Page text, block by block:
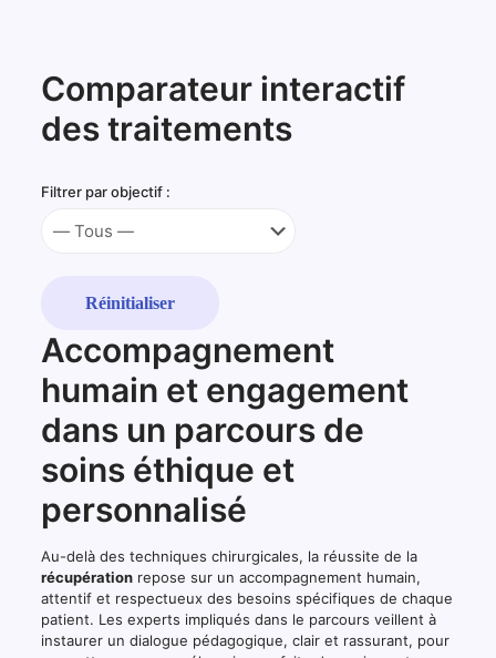
Comparateur interactif
des traitements
comparant
traitements
Motion
Filtrer par objectif :
Réinitialiser
Accompagnement
humain et engagement
dans un parcours de
soins éthique et
personnalisé
Au-delà des techniques chirurgicales, la réussite de la
récupérationrepose sur un accompagnement humain,
attentif et respectueux des besoins spécifiques de chaque
patient. Les experts impliqués dans le parcours veillent à
instaurer un dialogue pédagogique, clair et rassurant, pour